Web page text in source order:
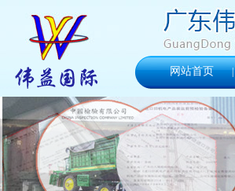
网站首页 |